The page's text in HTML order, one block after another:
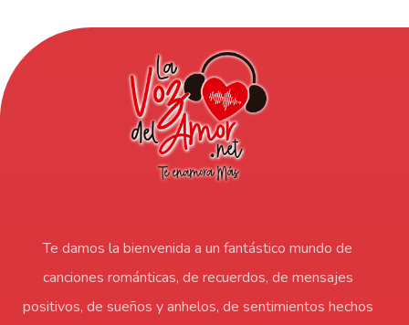
Te damos la bienvenida a un fantástico mundo de
canciones románticas, de recuerdos, de mensajes
positivos, de sueños y anhelos, de sentimientos hechos